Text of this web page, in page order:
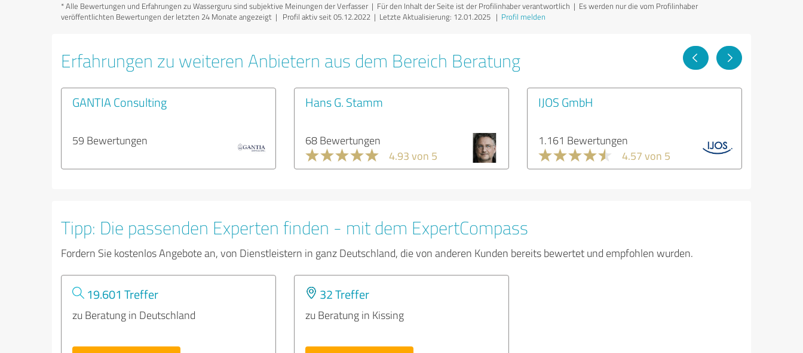
*Alle Bewertungen und Erfahrungen zu Wasserguru sind subjektive Meinungen der Verfasser | Für den Inhalt der Seite ist der Profilinhaber verantwortlich | Es werden nur die vom Profilinhaber
veröffentlichten Bewertungen der letzten 24 Monate angezeigt | Profil aktiv seit 05.12.2022 | Letzte Aktualisierung: 12.01.2025 | Profil melden
Erfahrungen zu weiteren Anbietern aus dem Bereich Beratung
GANTIA Consulting
59 Bewertungen
Hans G. Stamm
68 Bewertungen
4.93 von 5
IJOS GmbH
1.161 Bewertungen
4.57 von 5
Tipp: Die passenden Experten finden - mit dem ExpertCompass
Fordern Sie kostenlos Angebote an, von Dienstleistern in ganz Deutschland, die von anderen Kunden bereits bewertet und empfohlen wurden.
19.601 Treffer
zu Beratung in Deutschland
32 Treffer
zu Beratung in Kissing